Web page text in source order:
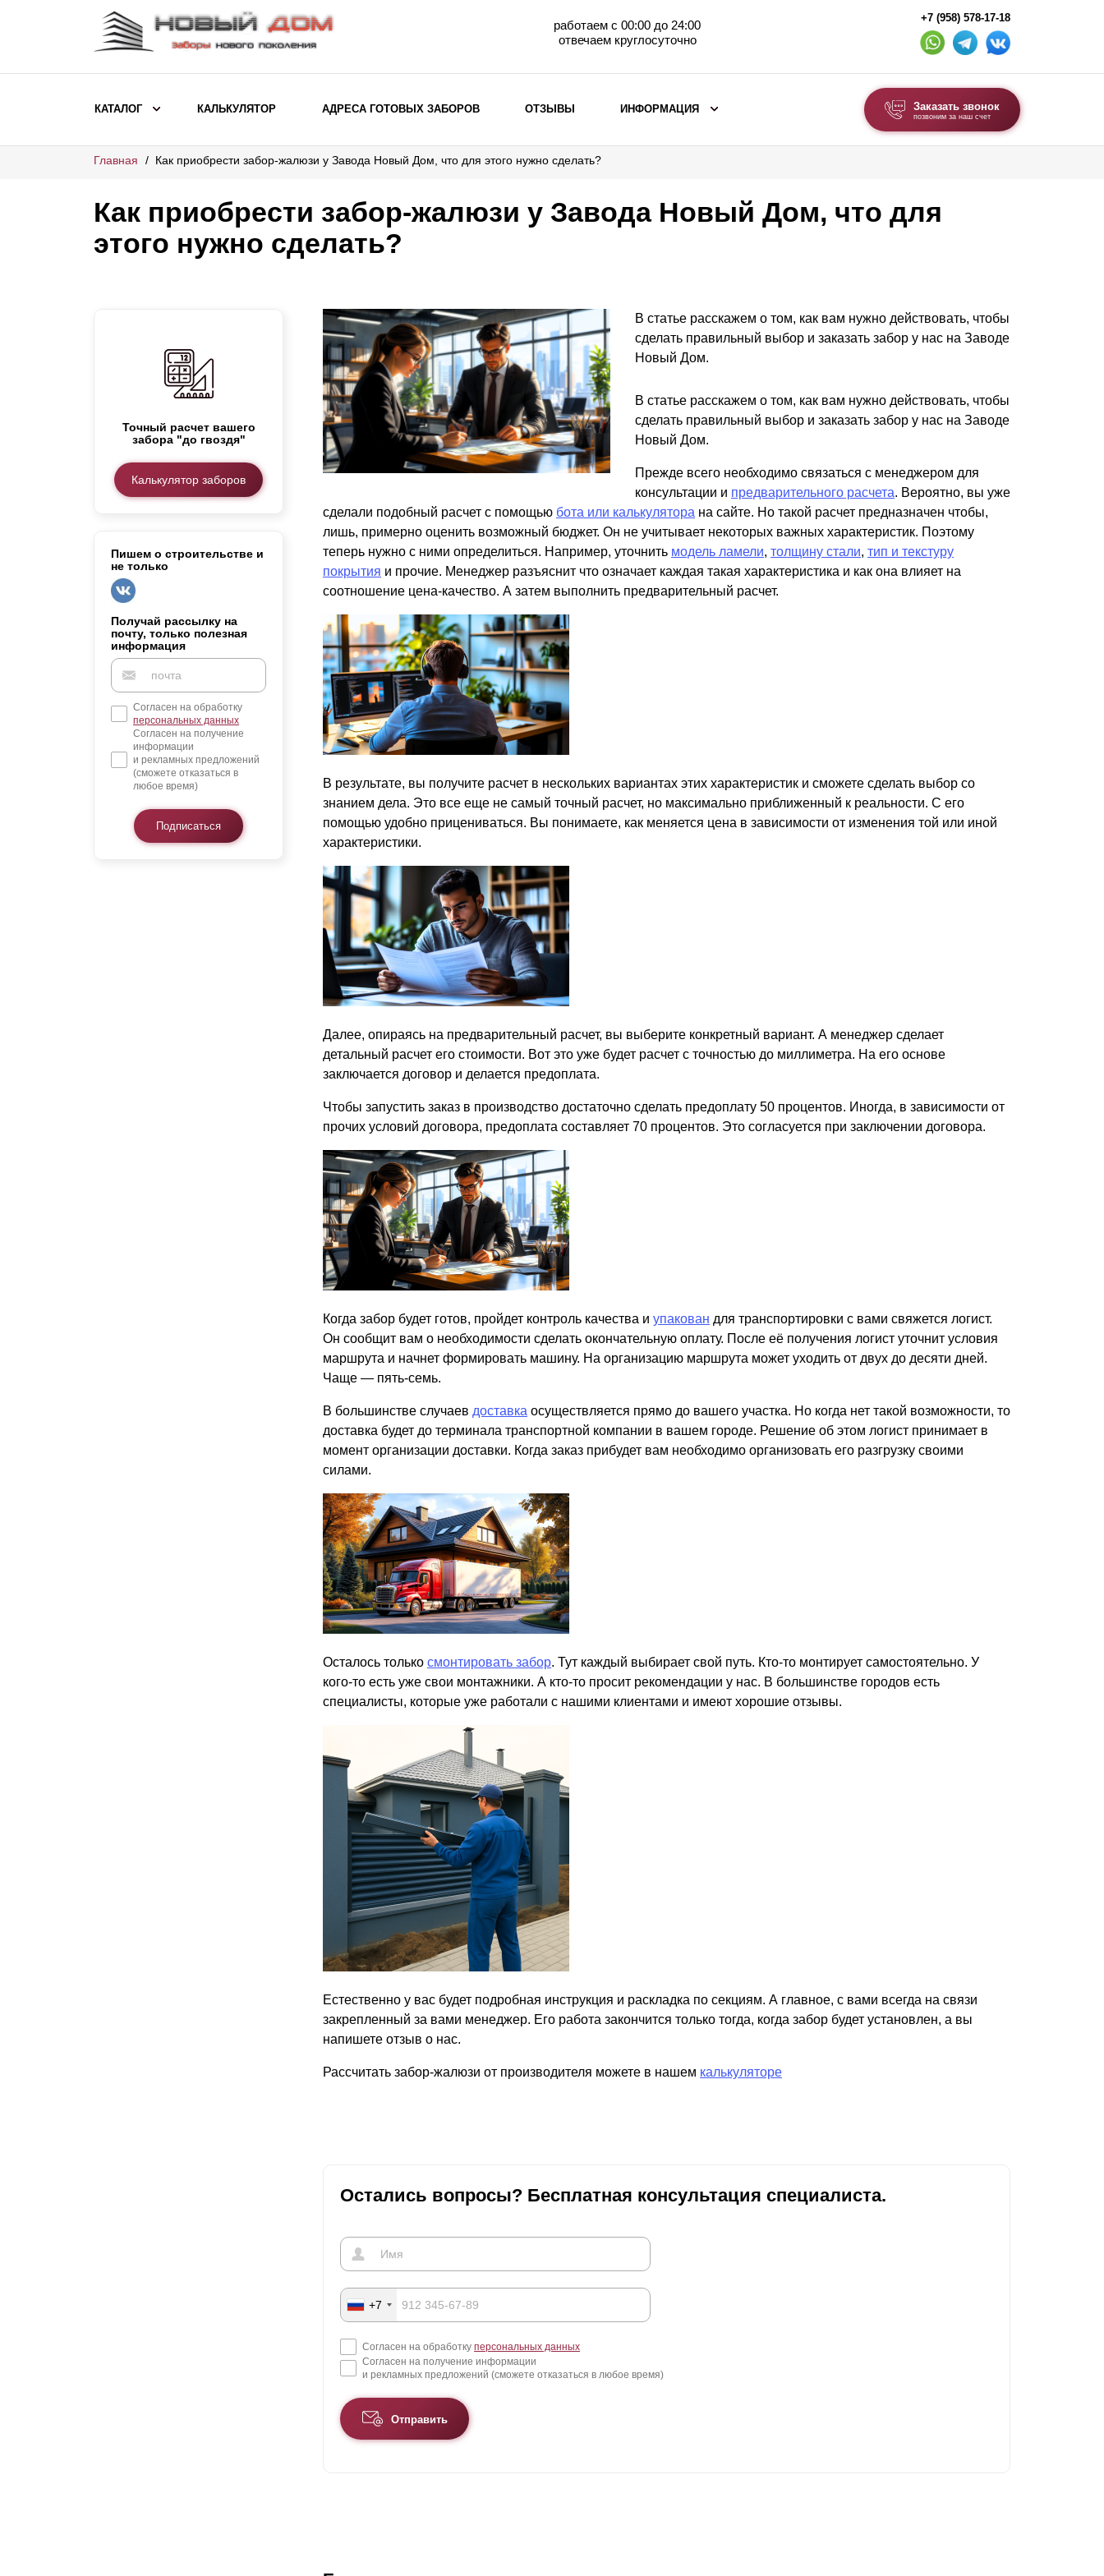
работаем с 00:00 до 24:00
отвечаем круглосуточно
+7 (958) 578-17-18
КАТАЛОГ
ВЫБОР ПО МОДЕЛИ
Заборы Ранчо
Заборы Хай-тек
Заборы Классика
Заборы Жалюзи
Заборы и ограждения для детских
садов
Заборы для дачи
Заборы и ограждения для школ
Забор на участок 10 соток
Заборы и ограждения для дома
ВЫБОР ПО МАТЕРИАЛУ
Заборы из евроштакетника
Металлические ограждения
ВЫБОР ПО ХАРАКТЕРИСТИКАМ
Горизонтальные заборы
Высокие заборы
Красивые, дизайнерские заборы
ВЫБОР ПО СПОСОБУ МОНТАЖА
Заборы под ключ
Готовые заборы
Комплекты заборов-лего "сделай сам"
Быстровозводимые заборы
Комбинированные заборы
Ворота откатные
Ворота распашные
Калитки
Входные группы
ВСЕ ДЛЯ ЗАБОРА
Панели для забора
КАЛЬКУЛЯТОР АДРЕСА ГОТОВЫХ ЗАБОРОВ ОТЗЫВЫ ИНФОРМАЦИЯ Заказать звонок
позвоним за наш счет
Главная Как приобрести забор-жалюзи у Завода Новый Дом, что для этого нужно сделать?
Как приобрести забор-жалюзи у Завода Новый Дом, что для
этого нужно сделать?
Точный расчет вашего
забора "до гвоздя"
Калькулятор заборов
Пишем о строительстве и
не только
Получай рассылку на
почту, только полезная
информация
Согласен на обработку
персональных данных
Согласен на получение
информации
и рекламных предложений
(сможете отказаться в
любое время)
Подписаться
В статье расскажем о том, как вам нужно действовать, чтобы
сделать правильный выбор и заказать забор у нас на Заводе
Новый Дом.
В статье расскажем о том, как вам нужно действовать, чтобы
сделать правильный выбор и заказать забор у нас на Заводе
Новый Дом.
Прежде всего необходимо связаться с менеджером для
консультации и предварительного расчета. Вероятно, вы уже
сделали подобный расчет с помощью бота или калькулятора на сайте. Но такой расчет предназначен чтобы,
лишь, примерно оценить возможный бюджет. Он не учитывает некоторых важных характеристик. Поэтому
теперь нужно с ними определиться. Например, уточнить модель ламели, толщину стали, тип и текстуру
покрытия и прочие. Менеджер разъяснит что означает каждая такая характеристика и как она влияет на
соотношение цена-качество. А затем выполнить предварительный расчет.
В результате, вы получите расчет в нескольких вариантах этих характеристик и сможете сделать выбор со
знанием дела. Это все еще не самый точный расчет, но максимально приближенный к реальности. С его
помощью удобно прицениваться. Вы понимаете, как меняется цена в зависимости от изменения той или иной
характеристики.
Далее, опираясь на предварительный расчет, вы выберите конкретный вариант. А менеджер сделает
детальный расчет его стоимости. Вот это уже будет расчет с точностью до миллиметра. На его основе
заключается договор и делается предоплата.
Чтобы запустить заказ в производство достаточно сделать предоплату 50 процентов. Иногда, в зависимости от
прочих условий договора, предоплата составляет 70 процентов. Это согласуется при заключении договора.
Когда забор будет готов, пройдет контроль качества и упакован для транспортировки с вами свяжется логист.
Он сообщит вам о необходимости сделать окончательную оплату. После её получения логист уточнит условия
маршрута и начнет формировать машину. На организацию маршрута может уходить от двух до десяти дней.
Чаще — пять-семь.
В большинстве случаев доставка осуществляется прямо до вашего участка. Но когда нет такой возможности, то
доставка будет до терминала транспортной компании в вашем городе. Решение об этом логист принимает в
момент организации доставки. Когда заказ прибудет вам необходимо организовать его разгрузку своими
силами.
Осталось только смонтировать забор. Тут каждый выбирает свой путь. Кто-то монтирует самостоятельно. У
кого-то есть уже свои монтажники. А кто-то просит рекомендации у нас. В большинстве городов есть
специалисты, которые уже работали с нашими клиентами и имеют хорошие отзывы.
Естественно у вас будет подробная инструкция и раскладка по секциям. А главное, с вами всегда на связи
закрепленный за вами менеджер. Его работа закончится только тогда, когда забор будет установлен, а вы
напишете отзыв о нас.
Рассчитать забор-жалюзи от производителя можете в нашем калькуляторе
Остались вопросы? Бесплатная консультация специалиста.
+7
Согласен на обработку персональных данных
Согласен на получение информации
и рекламных предложений (сможете отказаться в любое время)
Отправить